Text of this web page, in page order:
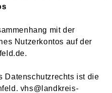
mit der
Nutzerkontos auf der
Datenschutzrechts ist die
vhs@landkreis-